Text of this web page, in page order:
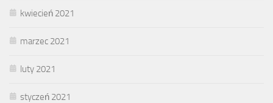
kwiecień 2021
marzec 2021
luty 2021
styczeń 2021